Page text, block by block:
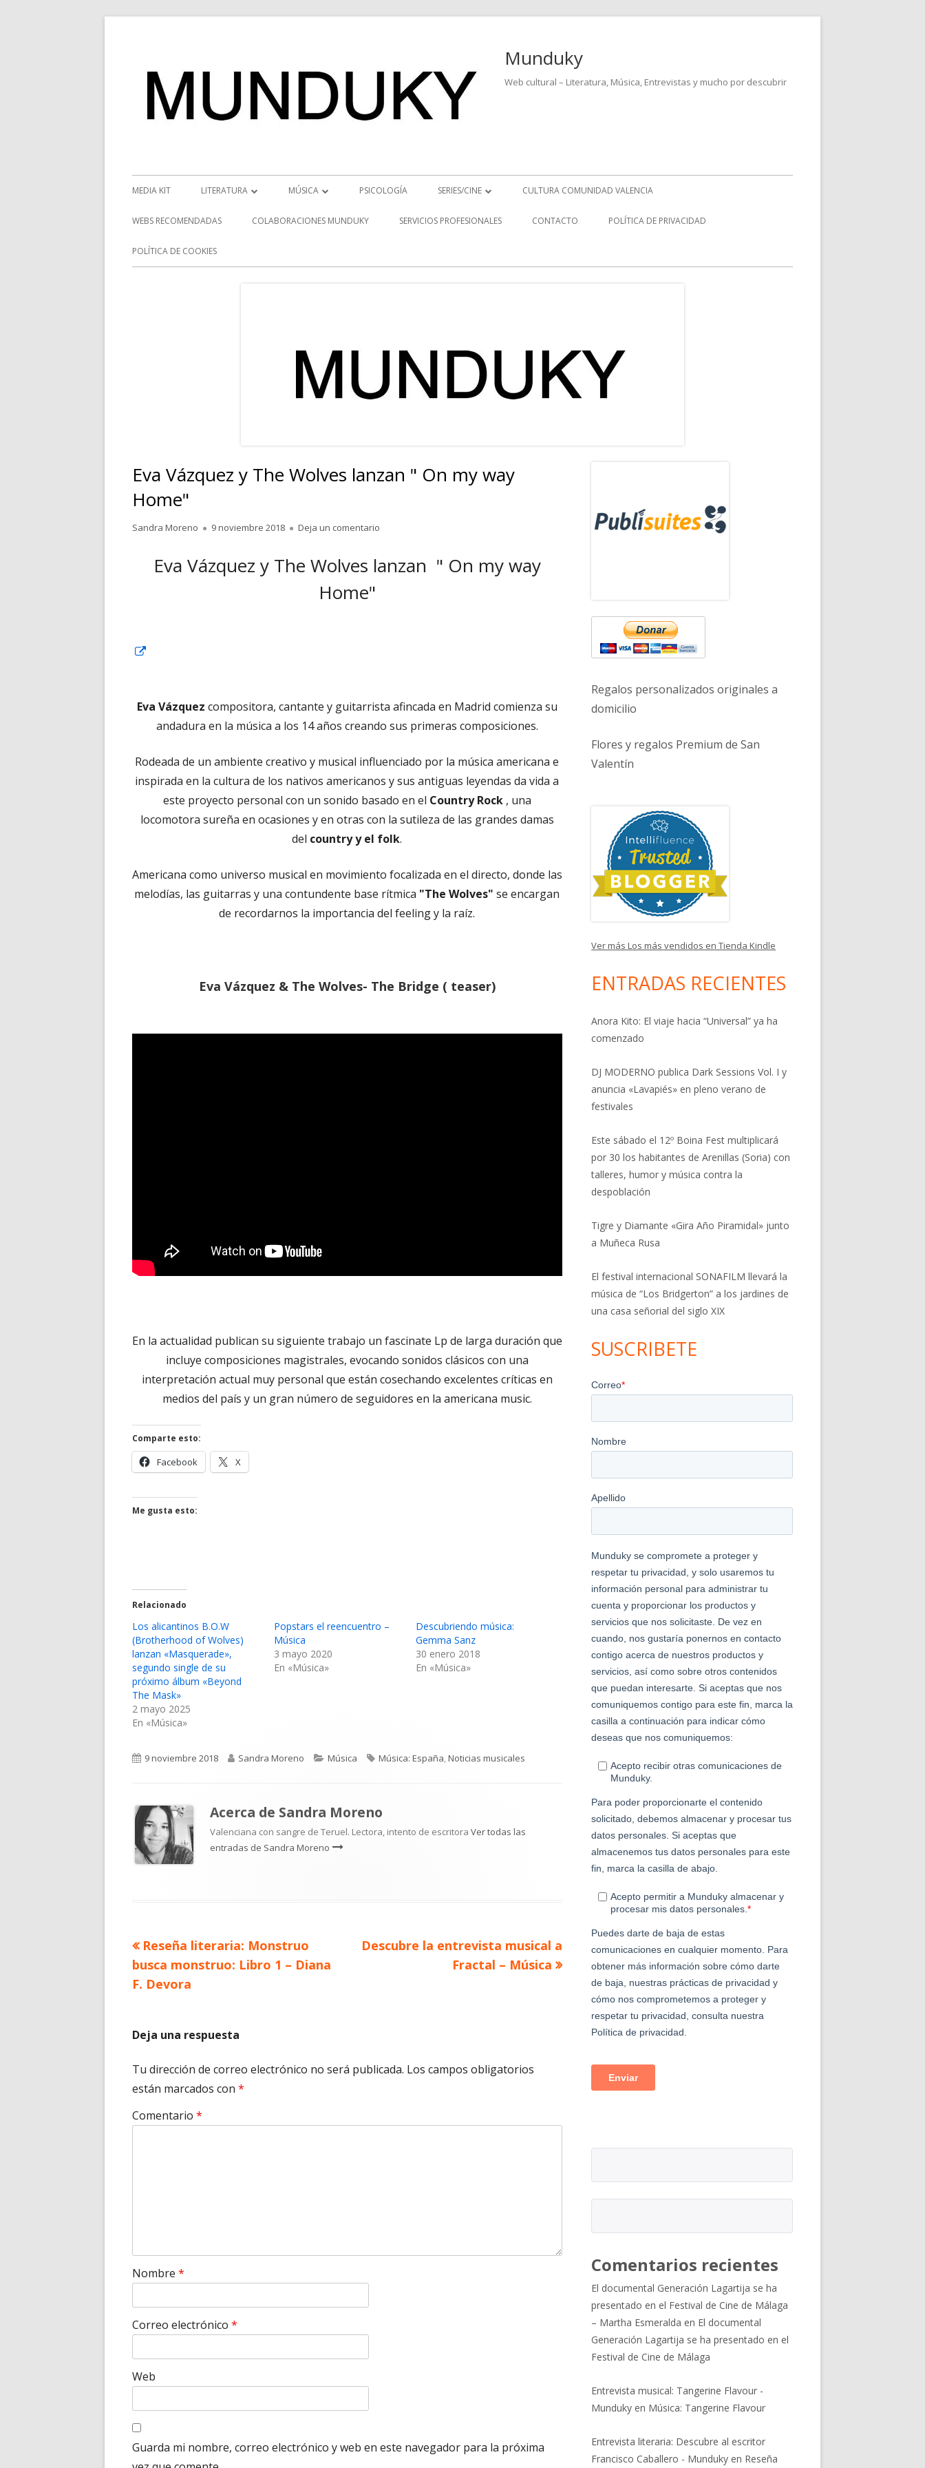
Munduky
Web cultural – Literatura, Música, Entrevistas y mucho por descubrir
Menú
principal
MEDIA KIT LITERATURA
RESEÑAS
NOVEDADES
MÚSICA
NOTICIAS MUSICALES
PSICOLOGÍA SERIES/CINE
SERIES
CULTURA COMUNIDAD VALENCIA
WEBS RECOMENDADAS COLABORACIONES MUNDUKY SERVICIOS PROFESIONALES CONTACTO POLÍTICA DE PRIVACIDAD
POLÍTICA DE COOKIES
Eva Vázquez y The Wolves lanzan " On my way
Home"
Autor
Sandra Moreno
Publicado
9 noviembre 2018 Deja un comentario para Eva Vázquez y The Wolves lanzan " On my way Home"
Eva Vázquez y The Wolves lanzan " On my way
Home"
ventana
nueva
Eva Vázquez compositora, cantante y guitarrista afincada en Madrid comienza su
andadura en la música a los 14 años creando sus primeras composiciones.
Rodeada de un ambiente creativo y musical influenciado por la música americana e
inspirada en la cultura de los nativos americanos y sus antiguas leyendas da vida a
este proyecto personal con un sonido basado en el Country Rock , una
locomotora sureña en ocasiones y en otras con la sutileza de las grandes damas
del country y el folk.
Americana como universo musical en movimiento focalizada en el directo, donde las
melodías, las guitarras y una contundente base rítmica "The Wolves" se encargan
de recordarnos la importancia del feeling y la raíz.
Eva Vázquez & The Wolves- The Bridge ( teaser)
En la actualidad publican su siguiente trabajo un fascinate Lp de larga duración que
incluye composiciones magistrales, evocando sonidos clásicos con una
interpretación actual muy personal que están cosechando excelentes críticas en
medios del país y un gran número de seguidores en la americana music.
Comparte esto:
Facebook
Abrir
en
X
en
Me gusta esto:
Relacionado
Los alicantinos B.O.W
(Brotherhood of Wolves)
lanzan «Masquerade»,
segundo single de su
próximo álbum «Beyond
The Mask»
2 mayo 2025
En «Música»
Popstars el reencuentro –
Música
3 mayo 2020
En «Música»
Descubriendo música:
Gemma Sanz
30 enero 2018
En «Música»
Publicado
9 noviembre 2018 Autor
Sandra Moreno Categorías
Música Etiquetas
Música: España,Noticias musicales
Acerca de Sandra Moreno
Valenciana con sangre de Teruel. Lectora, intento de escritora Ver todas las
entradas de Sandra Moreno
Navegación
de
Artículo
anterior
Reseña literaria: Monstruo
busca monstruo: Libro 1 – Diana
F. Devora
Artículo
Descubre la entrevista musical a
Fractal – Música
Deja una respuesta
Tu dirección de correo electrónico no será publicada. Los campos obligatorios
están marcados con *
Comentario *
Nombre *
Correo electrónico *
Web
Guarda mi nombre, correo electrónico y web en este navegador para la próxima
lateral
principal
Regalos personalizados originales a
domicilio
Flores y regalos Premium de San
Valentín
Ver más Los más vendidos en Tienda Kindle
ENTRADAS RECIENTES
Anora Kito: El viaje hacia “Universal” ya ha
comenzado
DJ MODERNO publica Dark Sessions Vol. I y
anuncia «Lavapiés» en pleno verano de
festivales
Este sábado el 12º Boina Fest multiplicará
por 30 los habitantes de Arenillas (Soria) con
talleres, humor y música contra la
despoblación
Tigre y Diamante «Gira Año Piramidal» junto
a Muñeca Rusa
El festival internacional SONAFILM llevará la
música de “Los Bridgerton” a los jardines de
una casa señorial del siglo XIX
SUSCRIBETE
Comentarios recientes
El documental Generación Lagartija se ha
presentado en el Festival de Cine de Málaga
– Martha Esmeralda en El documental
Generación Lagartija se ha presentado en el
Festival de Cine de Málaga
Entrevista musical: Tangerine Flavour -
Munduky en Música: Tangerine Flavour
Entrevista literaria: Descubre al escritor
Francisco Caballero - Munduky en Reseña